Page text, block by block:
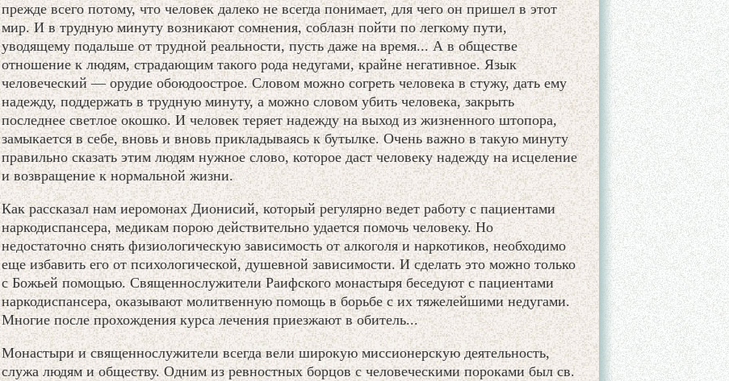
прежде всего потому, что человек далеко не всегда понимает, для чего он пришел в этот
мир. И в трудную минуту возникают сомнения, соблазн пойти по легкому пути,
уводящему подальше от трудной реальности, пусть даже на время... А в обществе
отношение к людям, страдающим такого рода недугами, крайне негативное. Язык
человеческий — орудие обоюдоострое. Словом можно согреть человека в стужу, дать ему
надежду, поддержать в трудную минуту, а можно словом убить человека, закрыть
последнее светлое окошко. И человек теряет надежду на выход из жизненного штопора,
замыкается в себе, вновь и вновь прикладываясь к бутылке. Очень важно в такую минуту
правильно сказать этим людям нужное слово, которое даст человеку надежду на исцеление
и возвращение к нормальной жизни.
Как рассказал нам иеромонах Дионисий, который регулярно ведет работу с пациентами
наркодиспансера, медикам порою действительно удается помочь человеку. Но
недостаточно снять физиологическую зависимость от алкоголя и наркотиков, необходимо
еще избавить его от психологической, душевной зависимости. И сделать это можно только
с Божьей помощью. Священнослужители Раифского монастыря беседуют с пациентами
наркодиспансера, оказывают молитвенную помощь в борьбе с их тяжелейшими недугами.
Многие после прохождения курса лечения приезжают в обитель...
Монастыри и священнослужители всегда вели широкую миссионерскую деятельность,
служа людям и обществу. Одним из ревностных борцов с человеческими пороками был св.